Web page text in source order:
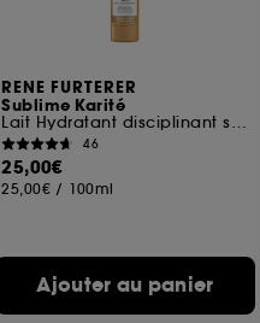
RENE FURTERER
Sublime Karité
Lait Hydratant disciplinant sans rinçage
46
25,00€
25,00€ / 100ml
Ajouter au panier